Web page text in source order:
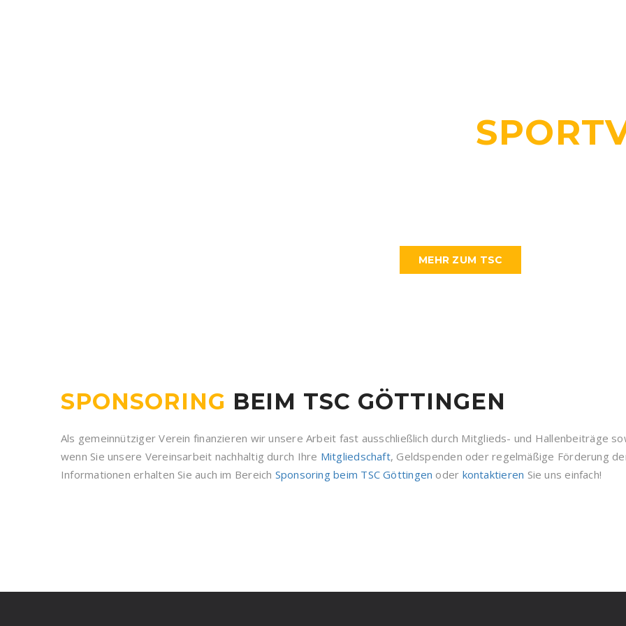
MEHR ZUM TSC
SPONSORING BEIM TSC GÖTTINGEN
Als gemeinnütziger Verein finanzieren wir unsere Arbeit fast ausschließlich durch Mitglieds- und Hallenbeiträge
wenn Sie unsere Vereinsarbeit nachhaltig durch Ihre Mitgliedschaft, Geldspenden oder regelmäßige Förderung
Informationen erhalten Sie auch im Bereich Sponsoring beim TSC Göttingen oder kontaktieren Sie uns einfach!